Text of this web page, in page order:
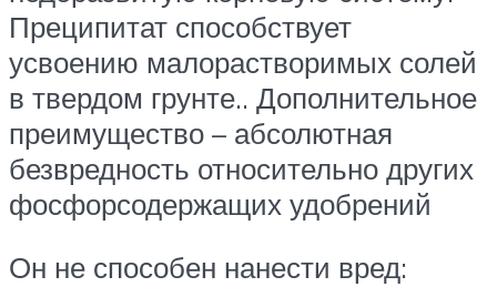
Преципитат способствует
усвоению малорастворимых солей
в твердом грунте.. Дополнительное
преимущество – абсолютная
безвредность относительно других
фосфорсодержащих удобрений
Он не способен нанести вред: